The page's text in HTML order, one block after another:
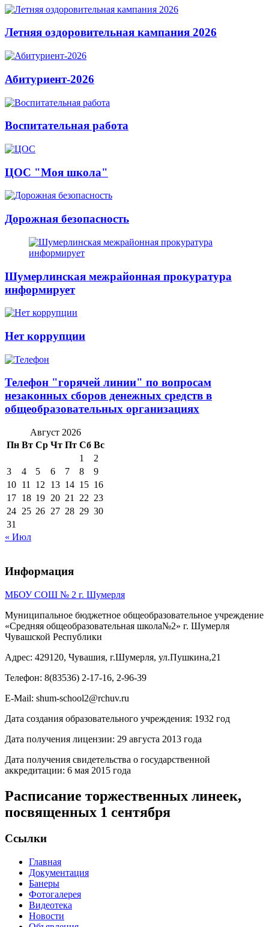
Летняя оздоровительная кампания 2026
Абитуриент-2026
Воспитательная работа
ЦОС "Моя школа"
Дорожная безопасность
Шумерлинская межрайонная прокуратура
информирует
Нет коррупции
Телефон "горячей линии" по вопросам
незаконных сборов денежных средств в
общеобразовательных организациях
Август 2026
Пн Вт Ср Чт Пт Сб Вс
1
2
3
4 5 6 7 8
9
10 11 12 13 14 15 16
17 18 19 20 21 22 23
24 25 26 27 28 29 30
31
« Июл
Информация
МБОУ СОШ № 2 г. Шумерля
Муниципальное бюджетное общеобразовательное учреждение
«Средняя общеобразовательная школа№2» г. Шумерля
Чувашской Республики
Адрес: 429120, Чувашия, г.Шумерля, ул.Пушкина,21
Телефон: 8(83536) 2-17-16, 2-96-39
E-Mail: shum-school2@rchuv.ru
Дата создания образовательного учреждения: 1932 год
Дата получения лицензии: 29 августа 2013 года
Дата получения свидетельства о государственной
аккредитации: 6 мая 2015 года
Расписание торжественных линеек,
посвященных 1 сентября
Ссылки
Главная
Документация
Банеры
Фотогалерея
Видеотека
Новости